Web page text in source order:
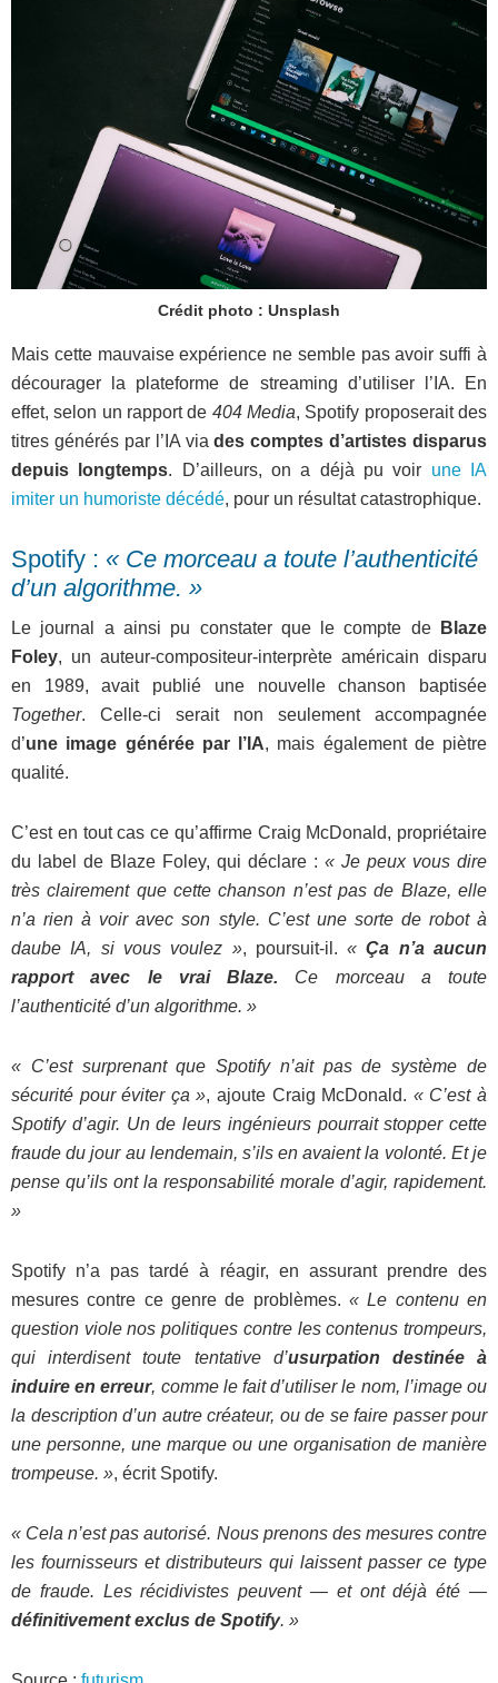
Crédit photo : Unsplash
Mais cette mauvaise expérience ne semble pas avoir suffi à
décourager la plateforme de streaming d’utiliser l’IA. En
effet, selon un rapport de 404 Media, Spotify proposerait des
titres générés par l’IA viades comptes d’artistes disparus
depuis longtemps. D’ailleurs, on a déjà pu voir une IA
imiter un humoriste décédé, pour un résultat catastrophique.
Spotify : « Ce morceau a toute l’authenticité
d’un algorithme. »
Le journal a ainsi pu constater que le compte de
Blaze
Foley, un auteur-compositeur-interprète américain disparu
en 1989, avait publié une nouvelle chanson baptisée
Together. Celle-ci serait non seulement accompagnée
d’une image générée par l’IA, mais également de piètre
qualité.
C’est en tout cas ce qu’affirme Craig McDonald, propriétaire
du label de Blaze Foley, qui déclare : « Je peux vous dire
très clairement que cette chanson n’est pas de Blaze, elle
n’a rien à voir avec son style. C’est une sorte de robot à
daube IA, si vous voulez », poursuit-il.«Ça n’a aucun
rapport avec le vrai Blaze. Ce morceau a toute
l’authenticité d’un algorithme. »
« C’est surprenant que Spotify n’ait pas de système de
sécurité pour éviter ça », ajoute Craig McDonald. « C’est à
Spotify d’agir. Un de leurs ingénieurs pourrait stopper cette
fraude du jour au lendemain, s’ils en avaient la volonté. Et je
pense qu’ils ont la responsabilité morale d’agir, rapidement.
»
Spotify n’a pas tardé à réagir, en assurant prendre des
mesures contre ce genre de problèmes. « Le contenu en
question viole nos politiques contre les contenus trompeurs,
qui interdisent toute tentative d’usurpation destinée à
induire en erreur, comme le fait d’utiliser le nom, l’image ou
la description d’un autre créateur, ou de se faire passer pour
une personne, une marque ou une organisation de manière
trompeuse. », écrit Spotify.
« Cela n’est pas autorisé. Nous prenons des mesures contre
les fournisseurs et distributeurs qui laissent passer ce type
de fraude. Les récidivistes peuvent — et ont déjà été —
définitivement exclus de Spotify. »